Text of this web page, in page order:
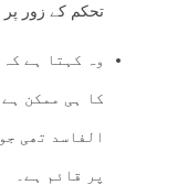
تحکم کے زور
وہ کہتا ہے
کا ہی ممکن
الفاسد تھی
پر قائم ہے۔